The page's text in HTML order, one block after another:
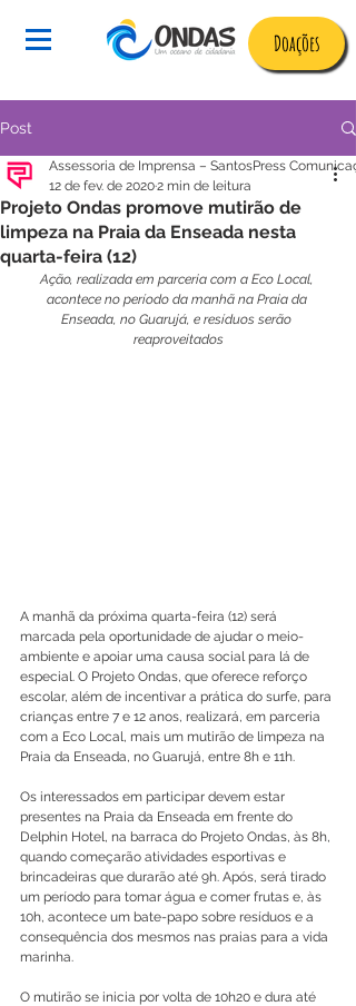
Doações
Post
Projeto Ondas promove mutirão de
limpeza na Praia da Enseada nesta
quarta-feira (12)
Assessoria de Imprensa – SantosPress
12 de fev. de 20202 min de leitura
Ação, realizada em parceria com a Eco Local,
acontece no período da manhã na Praia da
Enseada, no Guarujá, e resíduos serão
reaproveitados
A manhã da próxima quarta-feira (12) será
marcada pela oportunidade de ajudar o meio-
ambiente e apoiar uma causa social para lá de
especial. O Projeto Ondas, que oferece reforço
escolar, além de incentivar a prática do surfe, para
crianças entre 7 e 12 anos, realizará, em parceria
com a Eco Local, mais um mutirão de limpeza na
Praia da Enseada, no Guarujá, entre 8h e 11h.
Os interessados em participar devem estar
presentes na Praia da Enseada em frente do
Delphin Hotel, na barraca do Projeto Ondas, às 8h,
quando começarão atividades esportivas e
brincadeiras que durarão até 9h. Após, será tirado
um período para tomar água e comer frutas e, às
10h, acontece um bate-papo sobre resíduos e a
consequência dos mesmos nas praias para a vida
marinha.
O mutirão se inicia por volta de 10h20 e dura até